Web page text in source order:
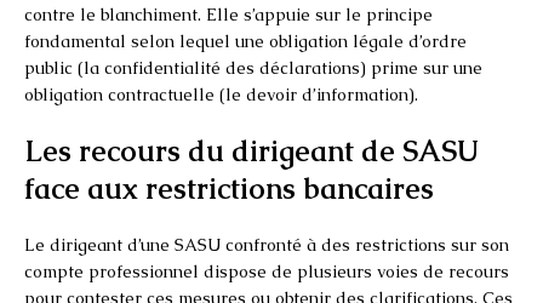
contre le blanchiment. Elle s’appuie sur le principe
fondamental selon lequel une obligation légale d’ordre
public (la confidentialité des déclarations) prime sur une
obligation contractuelle (le devoir d’information).
Les recours du dirigeant de SASU
face aux restrictions bancaires
Le dirigeant d’une SASU confronté à des restrictions sur son
compte professionnel dispose de plusieurs voies de recours
pour contester ces mesures ou obtenir des clarifications. Ces